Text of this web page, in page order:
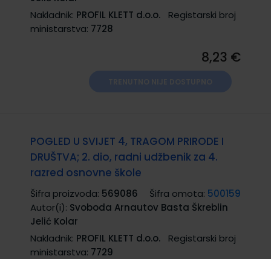
Nakladnik: PROFIL KLETT d.o.o.
Registarski broj
ministarstva: 7728
8,23 €
POGLED U SVIJET 4, TRAGOM PRIRODE I
DRUŠTVA; 2. dio, radni udžbenik za 4.
razred osnovne škole
Šifra proizvoda: 569086 Šifra omota: 500159
Autor(i): Svoboda Arnautov Basta Škreblin
Jelić Kolar
Nakladnik: PROFIL KLETT d.o.o.
Registarski broj
ministarstva: 7729